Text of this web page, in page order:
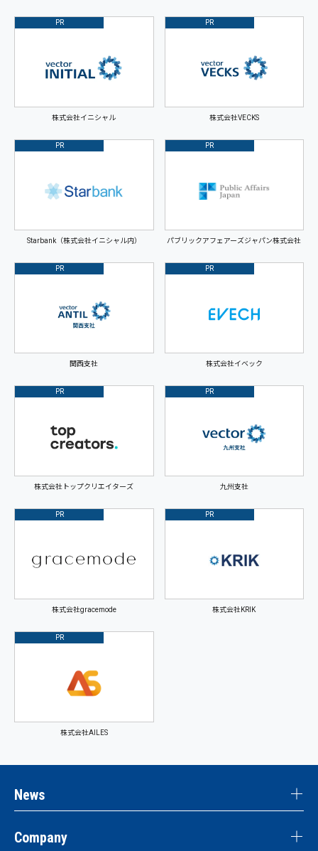
PR
株式会社イニシャル
PR
株式会社VECKS
PR
Starbank（株式会社イニシャル内）
PR
パブリックアフェアーズジャパン株式会社
PR
関西支社
PR
株式会社イベック
PR
株式会社トップクリエイターズ
PR
九州支社
PR
株式会社gracemode
PR
株式会社KRIK
PR
株式会社AILES
News
Company